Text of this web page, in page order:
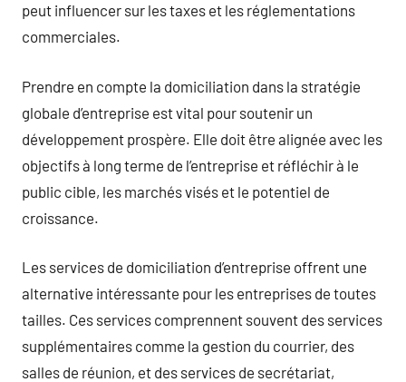
peut influencer sur les taxes et les réglementations
commerciales.
Prendre en compte la domiciliation dans la stratégie
globale d’entreprise est vital pour soutenir un
développement prospère. Elle doit être alignée avec les
objectifs à long terme de l’entreprise et réfléchir à le
public cible, les marchés visés et le potentiel de
croissance.
Les services de domiciliation d’entreprise offrent une
alternative intéressante pour les entreprises de toutes
tailles. Ces services comprennent souvent des services
supplémentaires comme la gestion du courrier, des
salles de réunion, et des services de secrétariat,